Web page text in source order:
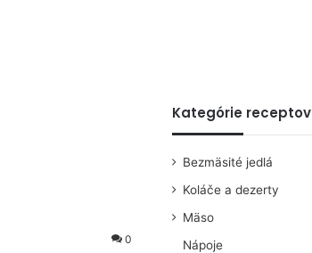
0
Kategórie receptov
Bezmäsité jedlá
Koláče a dezerty
Mäso
Nápoje